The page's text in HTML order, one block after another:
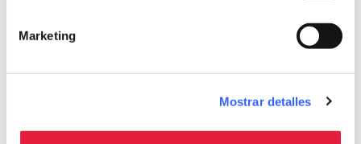
Marketing
Mostrar detalles
Via Londra, 5
Cavriglia
email marketing@sightseeing-experience.com